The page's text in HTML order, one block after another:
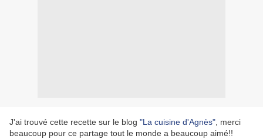
J'ai trouvé cette recette sur le blog "La cuisine d'Agnès" , merci
beaucoup pour ce partage tout le monde a beaucoup aimé!!